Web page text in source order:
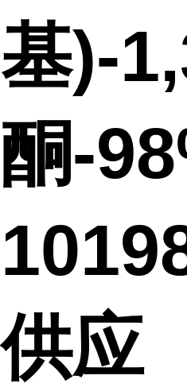
基)-
酮-
供应